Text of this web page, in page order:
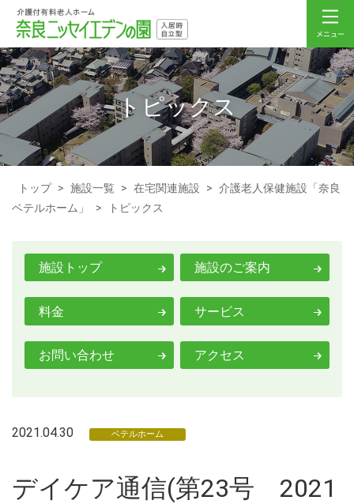
トピックス
トップ > 施設一覧 > 在宅関連施設 > 介護老人保健施設「奈良
ベテルホーム」
> トピックス
施設トップ 施設のご案内
料金 サービス
お問い合わせ アクセス
2021.04.30 ベテルホーム
デイケア通信(第23号 2021